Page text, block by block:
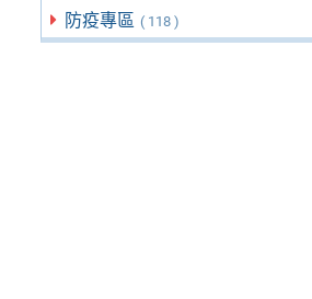
防疫專區 ( 118 )